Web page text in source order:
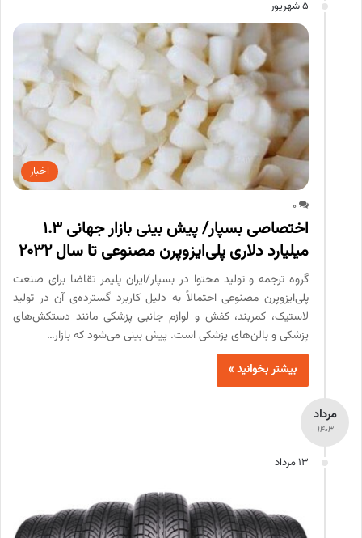
5 شهریور
اخبار
0
اختصاصی بسپار/ پیش بینی بازار جهانی 1.3
میلیارد دلاری پلی‌ایزوپرن مصنوعی تا سال 2032
گروه ترجمه و تولید محتوا در بسپار/ایران پلیمر تقاضا برای صنعت
پلی‌ایزوپرن مصنوعی احتمالاً به دلیل کاربرد گسترده‌ی آن در تولید
لاستیک، کمربند، کفش و لوازم جانبی پزشکی مانند دستکش‌های
پزشکی و بالن‌های پزشکی است. پیش بینی می‌شود که بازار…
بیشتر بخوانید »
مرداد
- 1403 -
13 مرداد